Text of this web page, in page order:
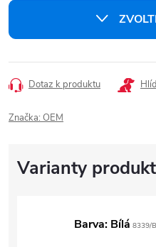
cena:
Dotaz k produktu
Značka: OEM
Barva: Bílá 8339/